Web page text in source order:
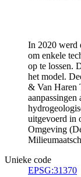
In 2020 werd
om enkele
op te lossen.
het model.
& Van Haren
uitgevoerd in
Omgeving
Unieke code
EPSG:31370